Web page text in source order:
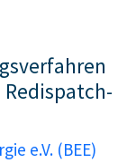
e.V. (BEE)